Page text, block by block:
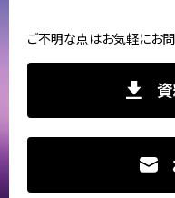
ご不明な点はお気軽にお問